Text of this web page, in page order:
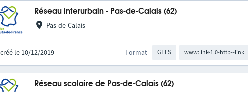
Réseau interurbain - Pas-de-Calais (62)
Pas-de-Calais
créé le 10/12/2019 Format GTFS www:link-1.0-http--link
Réseau scolaire de Pas-de-Calais (62)